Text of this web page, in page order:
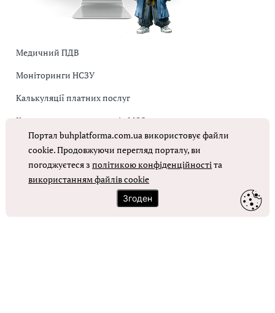
Медичний ПДВ
Моніторинги НСЗУ
Калькуляції платних послуг
Коригувальна накладна від МОЗ
Оплата праці в КНП
ОТРИМАТИ ДОСТУП
Портал buhplatforma.com.ua використовує файли
cookie. Продовжуючи перегляд порталу, ви
погоджуєтеся зполітикою конфіденційностіта
використанням файлів cookie
Згоден